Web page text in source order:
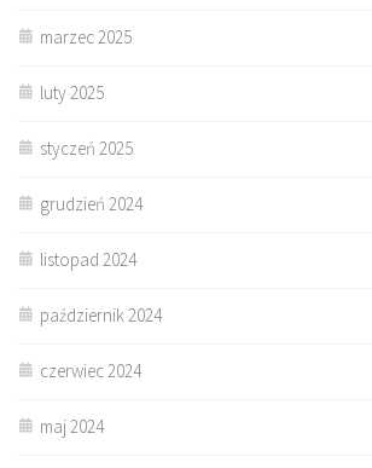
marzec 2025
luty 2025
styczeń 2025
grudzień 2024
listopad 2024
październik 2024
czerwiec 2024
maj 2024